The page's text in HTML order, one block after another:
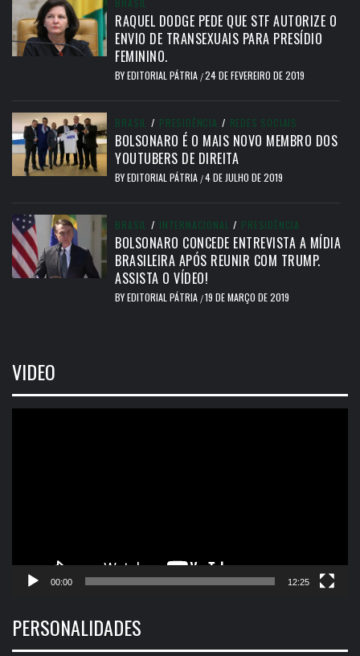
BRASIL
RAQUEL DODGE PEDE QUE STF AUTORIZE O
ENVIO DE TRANSEXUAIS PARA PRESÍDIO
FEMININO.
BYEDITORIAL PÁTRIA /24 DE FEVEREIRO DE 2019
BRASIL / PRESIDÊNCIA / REDES SOCIAIS
BOLSONARO É O MAIS NOVO MEMBRO DOS
YOUTUBERS DE DIREITA
BYEDITORIAL PÁTRIA /4 DE JULHO DE 2019
BRASIL / INTERNACIONAL / PRESIDÊNCIA
BOLSONARO CONCEDE ENTREVISTA A MÍDIA
BRASILEIRA APÓS REUNIR COM TRUMP.
ASSISTA O VÍDEO!
BYEDITORIAL PÁTRIA /19 DE MARÇO DE 2019
VIDEO
00:00 12:25
PERSONALIDADES